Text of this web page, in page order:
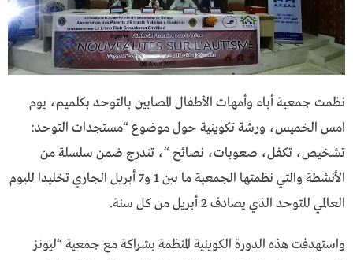
نظمت جمعية أباء وأمهات الأطفال المصابين بالتوحد بكلميم، يوم
امس الخميس، ورشة تكوينية حول موضوع “مستجدات التوحد:
تشخيص، تكفل، صعوبات، نصائح “، تندرج ضمن سلسلة من
الأنشطة والتي نظمتها الجمعية ما بين 1 و7 أبريل الجاري تخليدا لليوم
العالمي للتوحد الذي يصادف 2 أبريل من كل سنة.
واستهدفت هذه الدورة الكوينية المنظمة بشراكة مع جمعية “ليونز